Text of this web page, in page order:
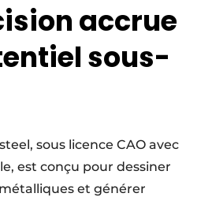
accrue
sous-
sous licence CAO avec
est conçu pour dessiner
et générer